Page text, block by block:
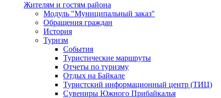
Жителям и гостям района
Модуль "Муниципальный заказ"
Обращения граждан
История
Туризм
События
Туристические маршруты
Отчеты по туризму
Отдых на Байкале
Туристский информационный центр (ТИЦ)
Сувениры Южного Прибайкалья